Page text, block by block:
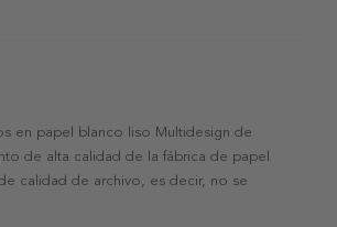
en papel blanco liso Multidesign de
de alta calidad de la fábrica de papel
calidad de archivo, es decir, no se